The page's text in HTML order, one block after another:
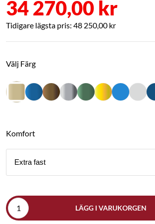
34 270,00 kr
48 250,00 kr
Välj Färg
Komfort
Extra fast
LÄGG I VARUKORGEN